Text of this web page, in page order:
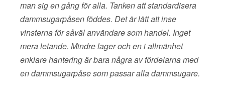
man sig en gång för alla. Tanken att standardisera
dammsugarpåsen föddes. Det är lätt att inse
vinsterna för såväl användare som handel. Inget
mera letande. Mindre lager och en i allmänhet
enklare hantering är bara några av fördelarna med
en dammsugarpåse som passar alla dammsugare.